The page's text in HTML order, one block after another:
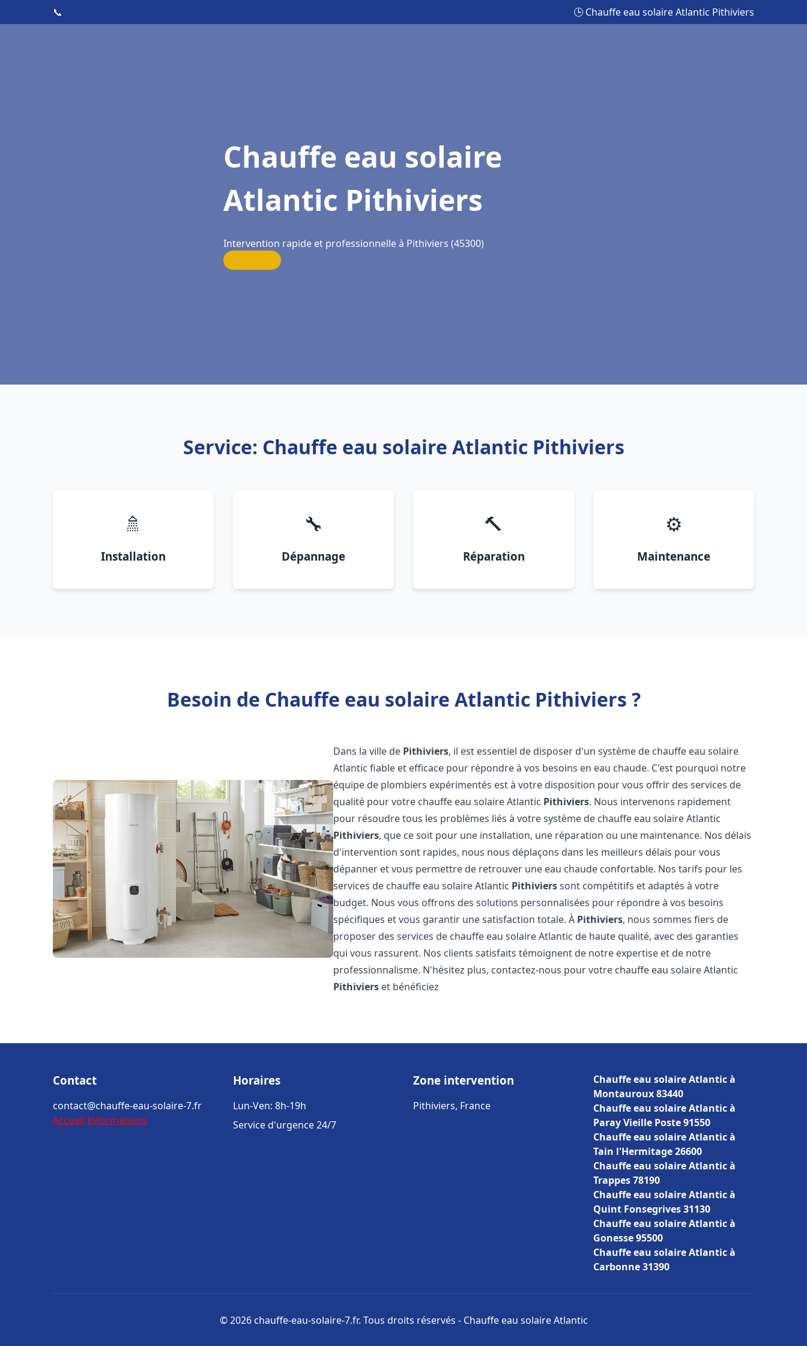
📞 🕒 Chauffe eau solaire Atlantic Pithiviers
Chauffe eau solaire
Atlantic Pithiviers
Intervention rapide et professionnelle à Pithiviers (45300)
Service: Chauffe eau solaire Atlantic Pithiviers
🚿
Installation
🔧
Dépannage
🔨
Réparation
⚙️
Maintenance
Besoin de Chauffe eau solaire Atlantic Pithiviers ?
Dans la ville de Pithiviers, il est essentiel de disposer d'un système de chauffe eau solaire
Atlantic fiable et efficace pour répondre à vos besoins en eau chaude. C'est pourquoi notre
équipe de plombiers expérimentés est à votre disposition pour vous offrir des services de
qualité pour votre chauffe eau solaire Atlantic Pithiviers. Nous intervenons rapidement
pour résoudre tous les problèmes liés à votre système de chauffe eau solaire Atlantic
Pithiviers, que ce soit pour une installation, une réparation ou une maintenance. Nos délais
d'intervention sont rapides, nous nous déplaçons dans les meilleurs délais pour vous
dépanner et vous permettre de retrouver une eau chaude confortable. Nos tarifs pour les
services de chauffe eau solaire Atlantic Pithivierssont compétitifs et adaptés à votre
budget. Nous vous offrons des solutions personnalisées pour répondre à vos besoins
spécifiques et vous garantir une satisfaction totale. À Pithiviers, nous sommes fiers de
proposer des services de chauffe eau solaire Atlantic de haute qualité, avec des garanties
qui vous rassurent. Nos clients satisfaits témoignent de notre expertise et de notre
professionnalisme. N'hésitez plus, contactez-nous pour votre chauffe eau solaire Atlantic
Pithiviers et bénéficiez
Contact
contact@chauffe-eau-solaire-7.fr
Accueil Informations
Horaires
Lun-Ven: 8h-19h
Service d'urgence 24/7
Zone intervention
Pithiviers, France
Chauffe eau solaire Atlantic à
Montauroux 83440
Chauffe eau solaire Atlantic à
Paray Vieille Poste 91550
Chauffe eau solaire Atlantic à
Tain l'Hermitage 26600
Chauffe eau solaire Atlantic à
Trappes 78190
Chauffe eau solaire Atlantic à
Quint Fonsegrives 31130
Chauffe eau solaire Atlantic à
Gonesse 95500
Chauffe eau solaire Atlantic à
Carbonne 31390
© 2026 chauffe-eau-solaire-7.fr. Tous droits réservés - Chauffe eau solaire Atlantic